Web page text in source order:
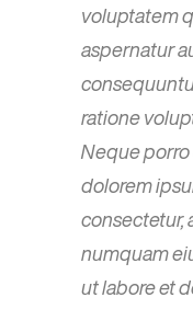
voluptatem
aspernatur
ratione
Neque porro
dolorem
consectetur,
numquam
ut labore et